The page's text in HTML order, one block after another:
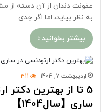
عفونت دندان از آن دسته از
به نظر بیاید، اما اگر جدی…
بیشتر بخوانید »
اردیبهشت 7, 1404 311
5 تا از بهترین دکتر
ساری【سال1404】